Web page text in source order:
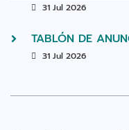
31 Jul 2026
TABLÓN DE
31 Jul 2026